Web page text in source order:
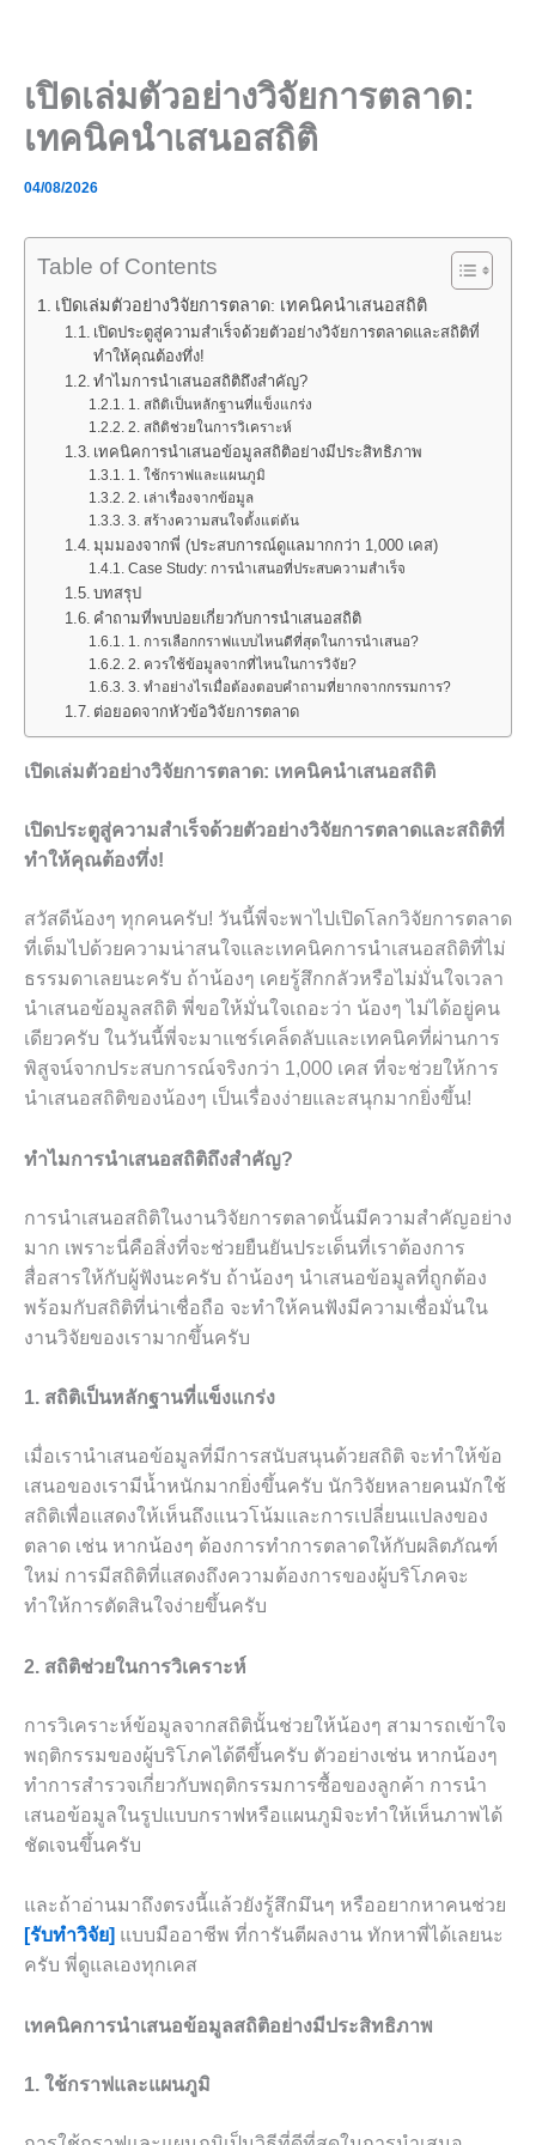
เปิดเล่มตัวอย่างวิจัยการตลาด:
เทคนิคนำเสนอสถิติ
04/08/2026
Table of Contents
เปิดเล่มตัวอย่างวิจัยการตลาด: เทคนิคนำเสนอสถิติ
เปิดประตูสู่ความสำเร็จด้วยตัวอย่างวิจัยการตลาดและสถิติที่
ทำให้คุณต้องทึ่ง!
ทำไมการนำเสนอสถิติถึงสำคัญ?
1. สถิติเป็นหลักฐานที่แข็งแกร่ง
2. สถิติช่วยในการวิเคราะห์
เทคนิคการนำเสนอข้อมูลสถิติอย่างมีประสิทธิภาพ
1. ใช้กราฟและแผนภูมิ
2. เล่าเรื่องจากข้อมูล
3. สร้างความสนใจตั้งแต่ต้น
มุมมองจากพี่ (ประสบการณ์ดูแลมากกว่า 1,000 เคส)
Case Study: การนำเสนอที่ประสบความสำเร็จ
บทสรุป
คำถามที่พบบ่อยเกี่ยวกับการนำเสนอสถิติ
1. การเลือกกราฟแบบไหนดีที่สุดในการนำเสนอ?
2. ควรใช้ข้อมูลจากที่ไหนในการวิจัย?
3. ทำอย่างไรเมื่อต้องตอบคำถามที่ยากจากกรรมการ?
ต่อยอดจากหัวข้อวิจัยการตลาด
เปิดเล่มตัวอย่างวิจัยการตลาด: เทคนิคนำเสนอสถิติ
เปิดประตูสู่ความสำเร็จด้วยตัวอย่างวิจัยการตลาดและสถิติที่
ทำให้คุณต้องทึ่ง!
สวัสดีน้องๆ ทุกคนครับ! วันนี้พี่จะพาไปเปิดโลกวิจัยการตลาด
ที่เต็มไปด้วยความน่าสนใจและเทคนิคการนำเสนอสถิติที่ไม่
ธรรมดาเลยนะครับ ถ้าน้องๆ เคยรู้สึกกลัวหรือไม่มั่นใจเวลา
นำเสนอข้อมูลสถิติ พี่ขอให้มั่นใจเถอะว่า น้องๆ ไม่ได้อยู่คน
เดียวครับ ในวันนี้พี่จะมาแชร์เคล็ดลับและเทคนิคที่ผ่านการ
พิสูจน์จากประสบการณ์จริงกว่า 1,000 เคส ที่จะช่วยให้การ
นำเสนอสถิติของน้องๆ เป็นเรื่องง่ายและสนุกมากยิ่งขึ้น!
ทำไมการนำเสนอสถิติถึงสำคัญ?
การนำเสนอสถิติในงานวิจัยการตลาดนั้นมีความสำคัญอย่าง
มาก เพราะนี่คือสิ่งที่จะช่วยยืนยันประเด็นที่เราต้องการ
สื่อสารให้กับผู้ฟังนะครับ ถ้าน้องๆ นำเสนอข้อมูลที่ถูกต้อง
พร้อมกับสถิติที่น่าเชื่อถือ จะทำให้คนฟังมีความเชื่อมั่นใน
งานวิจัยของเรามากขึ้นครับ
1. สถิติเป็นหลักฐานที่แข็งแกร่ง
เมื่อเรานำเสนอข้อมูลที่มีการสนับสนุนด้วยสถิติ จะทำให้ข้อ
เสนอของเรามีน้ำหนักมากยิ่งขึ้นครับ นักวิจัยหลายคนมักใช้
สถิติเพื่อแสดงให้เห็นถึงแนวโน้มและการเปลี่ยนแปลงของ
ตลาด เช่น หากน้องๆ ต้องการทำการตลาดให้กับผลิตภัณฑ์
ใหม่ การมีสถิติที่แสดงถึงความต้องการของผู้บริโภคจะ
ทำให้การตัดสินใจง่ายขึ้นครับ
2. สถิติช่วยในการวิเคราะห์
การวิเคราะห์ข้อมูลจากสถิตินั้นช่วยให้น้องๆ สามารถเข้าใจ
พฤติกรรมของผู้บริโภคได้ดีขึ้นครับ ตัวอย่างเช่น หากน้องๆ
ทำการสำรวจเกี่ยวกับพฤติกรรมการซื้อของลูกค้า การนำ
เสนอข้อมูลในรูปแบบกราฟหรือแผนภูมิจะทำให้เห็นภาพได้
ชัดเจนขึ้นครับ
และถ้าอ่านมาถึงตรงนี้แล้วยังรู้สึกมึนๆ หรืออยากหาคนช่วย
[รับทำวิจัย] แบบมืออาชีพ ที่การันตีผลงาน ทักหาพี่ได้เลยนะ
ครับ พี่ดูแลเองทุกเคส
เทคนิคการนำเสนอข้อมูลสถิติอย่างมีประสิทธิภาพ
1. ใช้กราฟและแผนภูมิ